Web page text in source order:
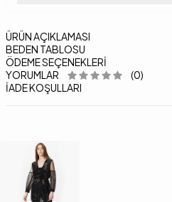
ÜRÜN AÇIKLAMASI
BEDEN TABLOSU
ÖDEME SEÇENEKLERI
YORUMLAR
(0)
İADE KOŞULLARI